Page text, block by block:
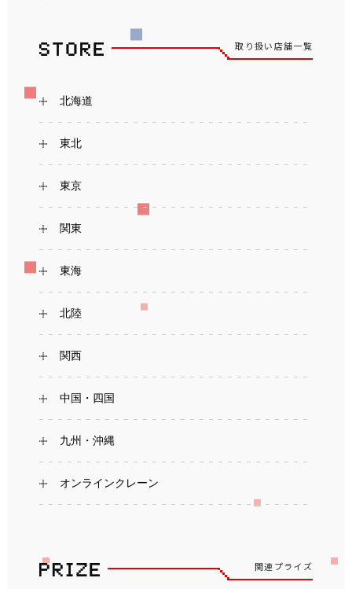
取り扱い店舗一覧
北海道
東北
東京
関東
東海
北陸
関西
中国・四国
九州・沖縄
オンラインクレーン
関連プライズ